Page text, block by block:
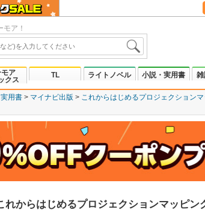
ア！
ア
クス
TL ライトノベル 小説・実用書
用書 マイナビ出版 これからはじめるプロジェクション
れからはじめるプロジェクションマッピン